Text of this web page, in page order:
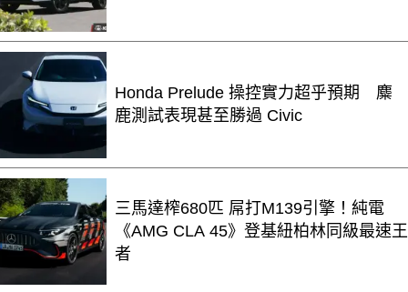
Honda Prelude 操控實力超乎預期 麋
鹿測試表現甚至勝過 Civic
三馬達榨680匹 屌打M139引擎！純電
《AMG CLA 45》登基紐柏林同級最速王
者